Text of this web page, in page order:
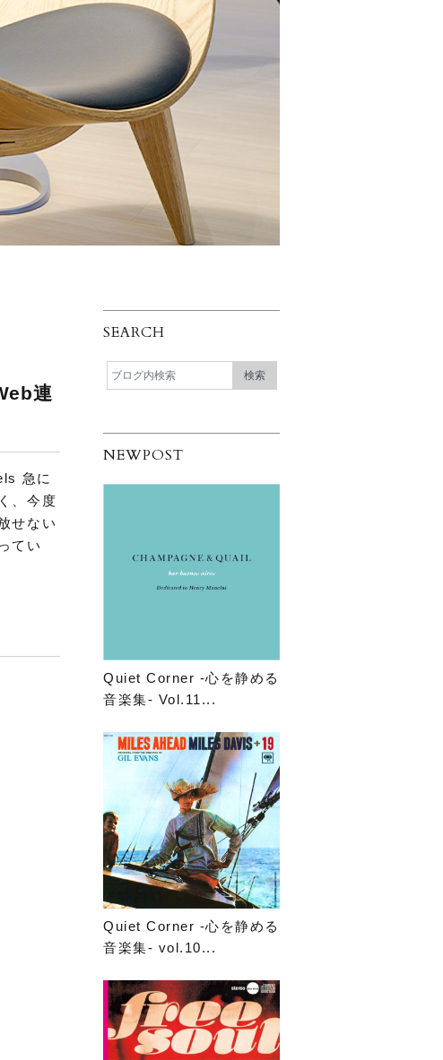
連
急に
、今度
せない
てい
SEARCH
NEWPOST
Quiet Corner -心を静める
音楽集- Vol.11...
Quiet Corner -心を静める
音楽集- vol.10...